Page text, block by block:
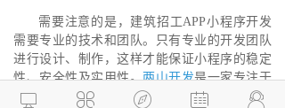
需要注意的是，建筑招工APP小程序开发
需要专业的技术和团队。只有专业的开发团队
进行设计、制作，这样才能保证小程序的稳定
性、安全性及实用性。两山开发是一家专注于
企业网站建设，
软件开发 、小程序开发、 APP
    